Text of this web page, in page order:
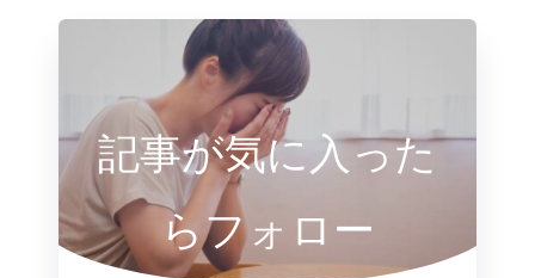
記事が気に入った
らフォロー